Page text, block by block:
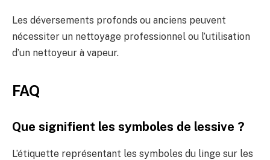
Les déversements profonds ou anciens peuvent
nécessiter un nettoyage professionnel ou l’utilisation
d’un nettoyeur à vapeur.
FAQ
Que signifient les symboles de lessive ?
L’étiquette représentant les symboles du linge sur les